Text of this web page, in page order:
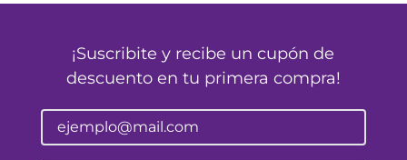
¡Suscribite y recibe un cupón de
descuento en tu primera compra!